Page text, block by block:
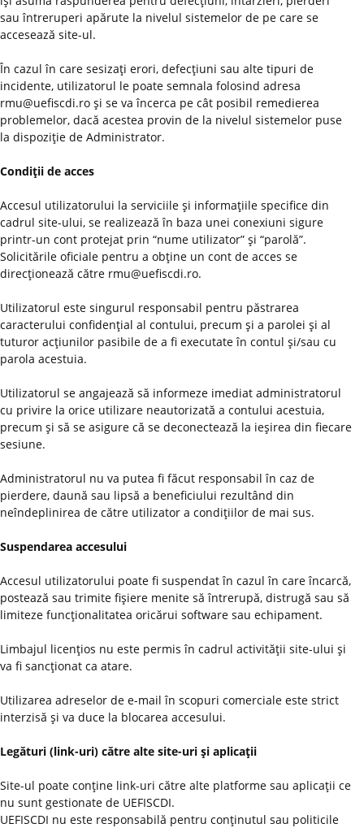
sau întreruperi apărute la nivelul sistemelor de pe care se
accesează site-ul.
În cazul în care sesizaţi erori, defecţiuni sau alte tipuri de
incidente, utilizatorul le poate semnala folosind adresa
rmu@uefiscdi.ro şi se va încerca pe cât posibil remedierea
problemelor, dacă acestea provin de la nivelul sistemelor puse
la dispoziţie de Administrator.
Condiţii de acces
Accesul utilizatorului la serviciile şi informaţiile specifice din
cadrul site-ului, se realizează în baza unei conexiuni sigure
printr-un cont protejat prin “nume utilizator” şi “parolă”.
Solicitările oficiale pentru a obţine un cont de acces se
direcţionează către rmu@uefiscdi.ro.
Utilizatorul este singurul responsabil pentru păstrarea
caracterului confidenţial al contului, precum şi a parolei şi al
tuturor acţiunilor pasibile de a fi executate în contul şi/sau cu
parola acestuia.
Utilizatorul se angajează să informeze imediat administratorul
cu privire la orice utilizare neautorizată a contului acestuia,
precum şi să se asigure că se deconectează la ieşirea din fiecare
sesiune.
Administratorul nu va putea fi făcut responsabil în caz de
pierdere, daună sau lipsă a beneficiului rezultând din
neîndeplinirea de către utilizator a condiţiilor de mai sus.
Suspendarea accesului
Accesul utilizatorului poate fi suspendat în cazul în care încarcă,
postează sau trimite fişiere menite să întrerupă, distrugă sau să
limiteze funcţionalitatea oricărui software sau echipament.
Limbajul licenţios nu este permis în cadrul activităţii site-ului şi
va fi sancţionat ca atare.
Utilizarea adreselor de e-mail în scopuri comerciale este strict
interzisă şi va duce la blocarea accesului.
Legături (link-uri) către alte site-uri şi aplicaţii
Site-ul poate conţine link-uri către alte platforme sau aplicaţii ce
nu sunt gestionate de UEFISCDI.
UEFISCDI nu este responsabilă pentru conţinutul sau politicile